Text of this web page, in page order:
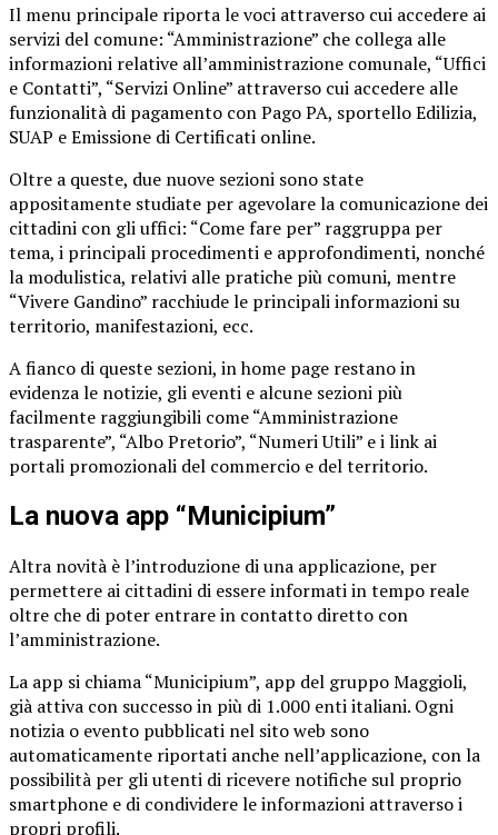
Il menu principale riporta le voci attraverso cui accedere ai
servizi del comune: “Amministrazione” che collega alle
informazioni relative all’amministrazione comunale, “Uffici
e Contatti”, “Servizi Online” attraverso cui accedere alle
funzionalità di pagamento con Pago PA, sportello Edilizia,
SUAP e Emissione di Certificati online.
Oltre a queste, due nuove sezioni sono state
appositamente studiate per agevolare la comunicazione dei
cittadini con gli uffici: “Come fare per” raggruppa per
tema, i principali procedimenti e approfondimenti, nonché
la modulistica, relativi alle pratiche più comuni, mentre
“Vivere Gandino” racchiude le principali informazioni su
territorio, manifestazioni, ecc.
A fianco di queste sezioni, in home page restano in
evidenza le notizie, gli eventi e alcune sezioni più
facilmente raggiungibili come “Amministrazione
trasparente”, “Albo Pretorio”, “Numeri Utili” e i link ai
portali promozionali del commercio e del territorio.
La nuova app “Municipium”
Altra novità è l’introduzione di una applicazione, per
permettere ai cittadini di essere informati in tempo reale
oltre che di poter entrare in contatto diretto con
l’amministrazione.
La app si chiama “Municipium”, app del gruppo Maggioli,
già attiva con successo in più di 1.000 enti italiani. Ogni
notizia o evento pubblicati nel sito web sono
automaticamente riportati anche nell’applicazione, con la
possibilità per gli utenti di ricevere notifiche sul proprio
smartphone e di condividere le informazioni attraverso i
propri profili.